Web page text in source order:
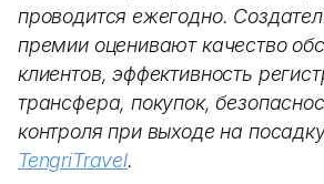
проводится ежегодно.
премии оценивают качество
клиентов, эффективность
трансфера, покупок,
контроля при выходе на
TengriTravel.